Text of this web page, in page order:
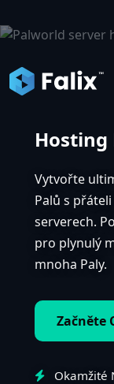
Hosting
Vytvořte
Palů s
serverech.
pro plynulý
mnoha Paly.
Začněte
Okamžité